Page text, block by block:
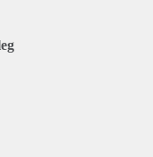
waterverbruik);